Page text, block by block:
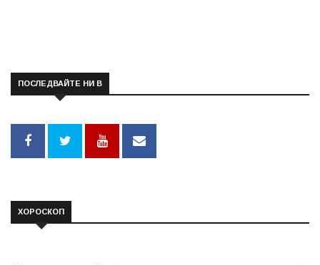
ПОСЛЕДВАЙТЕ НИ В
ХОРОСКОП